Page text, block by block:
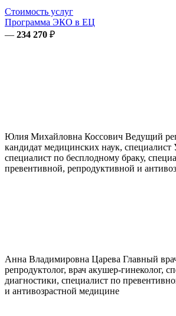
Стоимость услуг
Программа ЭКО в ЕЦ
— 234 270 ₽
Юлия Михайловна Коссович Ведущий
кандидат медицинских наук, специалист
специалист по бесплодному браку,
превентивной, репродуктивной и
Анна Владимировна Царева Главный
репродуктолог, врач акушер-гинеколог,
диагностики, специалист по
и антивозрастной медицине